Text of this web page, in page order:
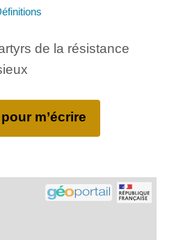
de la résistance
pour m’écrire